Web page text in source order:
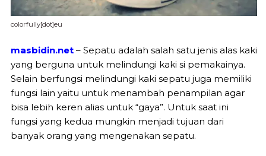
colorfully[dot]eu
masbidin.net – Sepatu adalah salah satu jenis alas kaki
yang berguna untuk melindungi kaki si pemakainya.
Selain berfungsi melindungi kaki sepatu juga memiliki
fungsi lain yaitu untuk menambah penampilan agar
bisa lebih keren alias untuk “gaya”. Untuk saat ini
fungsi yang kedua mungkin menjadi tujuan dari
banyak orang yang mengenakan sepatu.